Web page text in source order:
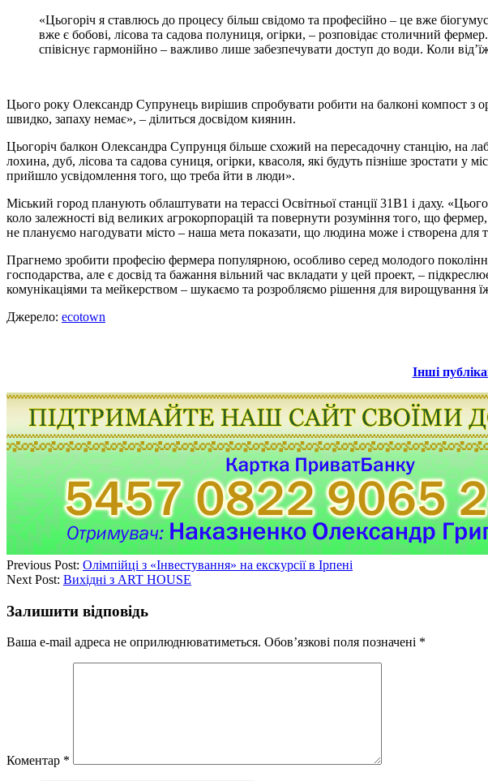
«Цьогоріч я ставлюсь до процесу більш свідомо та професійно – це вже
вже є бобові, лісова та садова полуниця, огірки, – розповідає столичний
співіснує гармонійно – важливо лише забезпечувати доступ до води. Коли
Цього року Олександр Супрунець вирішив спробувати робити на балконі компост з
швидко, запаху немає», – ділиться досвідом киянин.
Цьогоріч балкон Олександра Супрунця більше схожий на пересадочну станцію, на
лохина, дуб, лісова та садова суниця, огірки, квасоля, які будуть пізніше зростати
прийшло усвідомлення того, що треба йти в люди».
Міський город планують облаштувати на терассі Освітньої станції 31В1 і даху.
коло залежності від великих агрокорпорацій та повернути розуміння того, що
не плануємо нагодувати місто – наша мета показати, що людина може і створена для
Прагнемо зробити професію фермера популярною, особливо серед молодого
господарства, але є досвід та бажання вільний час вкладати у цей проект, –
комунікаціями та мейкерством – шукаємо та розробляємо рішення для вирощування
Джерело: ecotown
Інші
Previous Post: Олімпійці з «Інвестування» на екскурсії в Ірпені
Next Post: Вихідні з ART HOUSE
Залишити відповідь
Ваша e-mail адреса не оприлюднюватиметься. Обов’язкові поля позначені *
Коментар *